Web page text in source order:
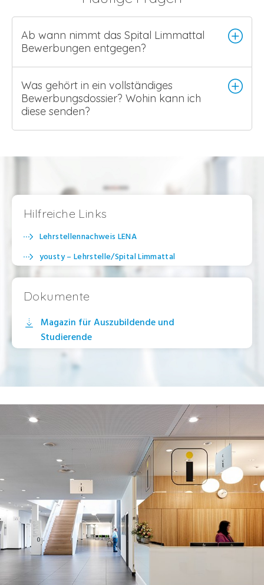
Ab wann nimmt das Spital Limmattal
Bewerbungen entgegen?
Was gehört in ein vollständiges
Bewerbungsdossier? Wohin kann ich
diese senden?
Hilfreiche Links
Lehrstellennachweis LENA
yousty – Lehrstelle/Spital Limmattal
Dokumente
Magazin für Auszubildende und
Studierende
Prospekt – Ausbildung Köchin/Koch